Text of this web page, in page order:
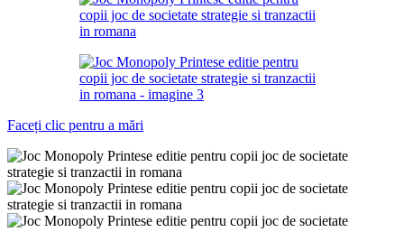
Faceți clic pentru a mări